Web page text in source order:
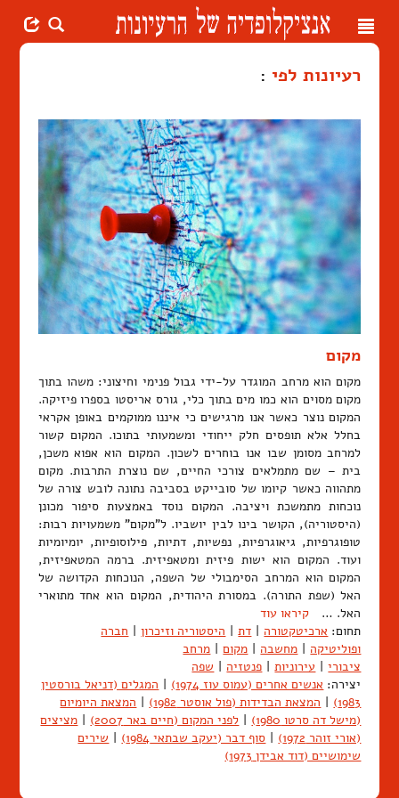
Toggle
רעיונות לפי :
מקום
מקום הוא מרחב המוגדר על-ידי גבול פנימי וחיצוני: משהו בתוך
מקום מסוים הוא כמו מים בתוך כלי, גורס אריסטו בספרו פיזיקה.
המקום נוצר כאשר אנו מרגישים כי איננו ממוקמים באופן אקראי
בחלל אלא תופסים חלק ייחודי ומשמעותי בתוכו. המקום קשור
למרחב מסומן שבו אנו בוחרים לשכון. המקום הוא אפוא משכן,
בית – שם מתמלאים צורכי החיים, שם נוצרת התרבות. מקום
מתהווה כאשר קיומו של סובייקט בסביבה נתונה לובש צורה של
נוכחות מתמשכת ויציבה. המקום נוסד באמצעות סיפור מכונן
(היסטוריה), הקושר בינו לבין יושביו. ל"מקום" משמעויות רבות:
טופוגרפיות, גיאוגרפיות, נפשיות, דתיות, פילוסופיות, יומיומיות
ועוד. המקום הוא ישות פיזית ומטאפיזית. ברמה המטאפיזית,
המקום הוא המרחב הסימבולי של השפה, הנוכחות הקדושה של
האל (שפת התורה). במסורת היהודית, המקום הוא אחד מתוארי
האל. … קיראו עוד
תחום: ארכיטקטורה | דת | היסטוריה וזיכרון | חברה
ופוליטיקה | מחשבה | מקום | מרחב
ציבורי | עירוניות | פנטזיה | שפה
יצירה: אנשים אחרים (עמוס עוז 1974) | המגלים (דניאל בורסטין
1983)
| המצאת הבדידות (פול אוסטר 1982) | המצאת היומיום
(מישל דה סרטו 1980)
| לפני המקום (חיים באר 2007) | מציצים
(אורי זוהר 1972)
| סוף דבר (יעקב שבתאי 1984) | שירים
שימושיים (דוד אבידן 1973)